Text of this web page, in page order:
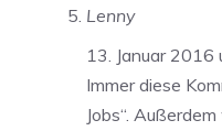
Lenny
13. Januar 2016
Immer diese
Jobs“.